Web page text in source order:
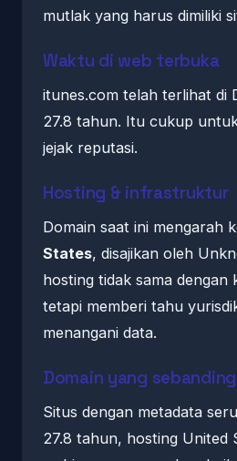
mutlak yang harus dimiliki
Waktu di web terbuka
itunes.com telah terlihat di
27.8 tahun. Itu cukup
jejak reputasi.
Hosting & infrastruktur
Domain saat ini mengarah
States, disajikan oleh
hosting tidak sama dengan
tetapi memberi tahu
menangani data.
Domain yang sebanding
Situs dengan metadata
27.8 tahun, hosting United